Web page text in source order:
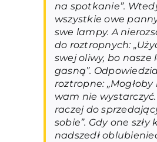
na spotkanie”.
wszystkie owe
swe lampy. A
do roztropnych:
swej oliwy, bo nasze
gasną”.
roztropne: „Mogłoby
wam nie
raczej do
sobie”. Gdy one szły
nadszedł